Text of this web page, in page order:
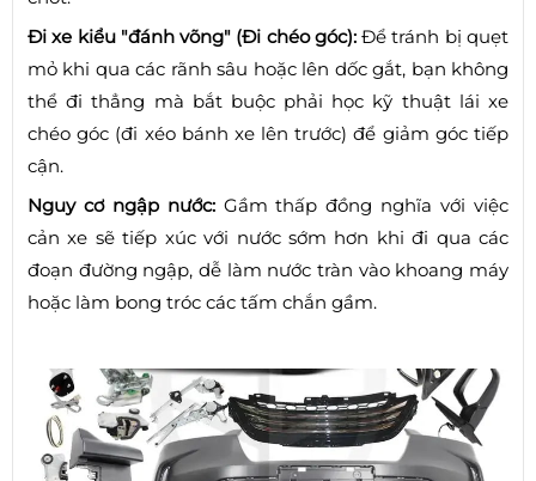
Đi xe kiểu "đánh võng" (Đi chéo góc):Để tránh bị quẹt
mỏ khi qua các rãnh sâu hoặc lên dốc gắt, bạn không
thể đi thẳng mà bắt buộc phải học kỹ thuật lái xe
chéo góc (đi xéo bánh xe lên trước) để giảm góc tiếp
cận.
Nguy cơ ngập nước:Gầm thấp đồng nghĩa với việc
cản xe sẽ tiếp xúc với nước sớm hơn khi đi qua các
đoạn đường ngập, dễ làm nước tràn vào khoang máy
hoặc làm bong tróc các tấm chắn gầm.